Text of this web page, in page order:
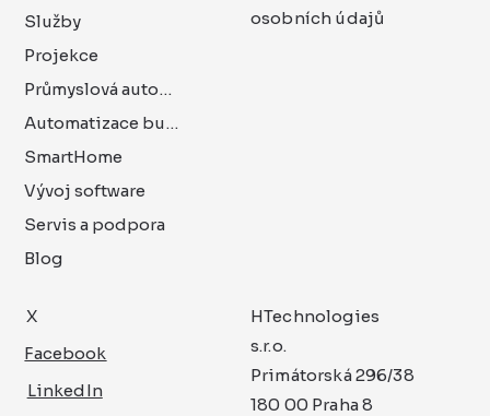
Služby
Projekce
Průmyslová automatizace
Automatizace budov
SmartHome
Vývoj software
Servis a podpora
Blog
osobních údajů
Facebook
LinkedIn
X
HTechnologies
s.r.o.
Primátorská 296/38
180 00 Praha 8